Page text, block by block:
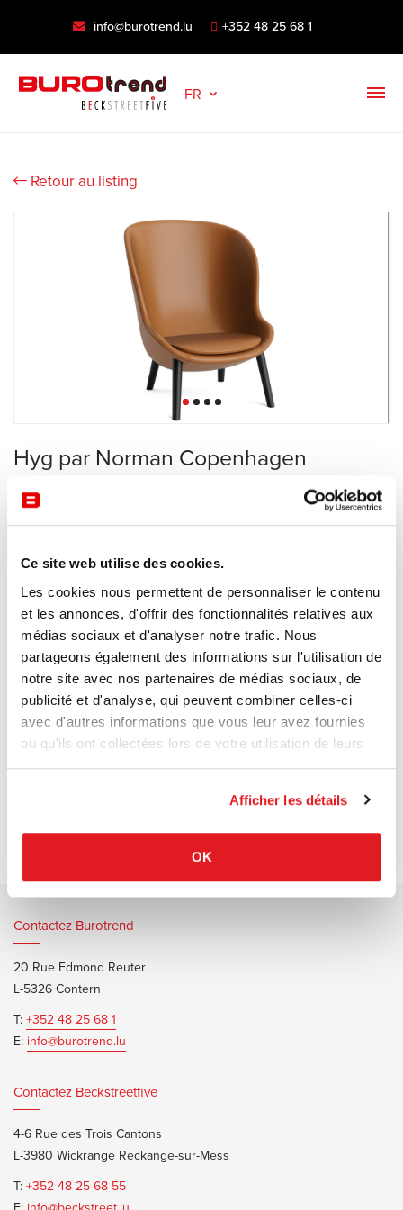
Ce site web utilise des cookies.
Les cookies nous permettent de personnaliser le contenu
et les annonces, d'offrir des fonctionnalités relatives aux
médias sociaux et d'analyser notre trafic. Nous
partageons également des informations sur l'utilisation de
notre site avec nos partenaires de médias sociaux, de
publicité et d'analyse, qui peuvent combiner celles-ci
avec d'autres informations que vous leur avez fournies
ou qu'ils ont collectées lors de votre utilisation de leurs
services.
Afficher les détails
OK
info@burotrend.lu +352 48 25 68 1
FR
Retour au listing
Hyg par Norman Copenhagen
Zones d'attente
Norman Copenhagen
Recevoir une offre de prix
Description
AvecHyg, Simon Legald a conçu une gamme exclusive, dans
laquelle des lignes douces et des contours enveloppants créent
un espace douillet et agréable. Hyg est faite pour le hygge. La
série est comme une étreinte chaleureuse et sincère de la forme.
Contactez Burotrend
20 Rue Edmond Reuter
L-5326 Contern
T:+352 48 25 68 1
E: info@burotrend.lu
Contactez Beckstreetfive
4-6 Rue des Trois Cantons
L-3980 Wickrange Reckange-sur-Mess
T:+352 48 25 68 55